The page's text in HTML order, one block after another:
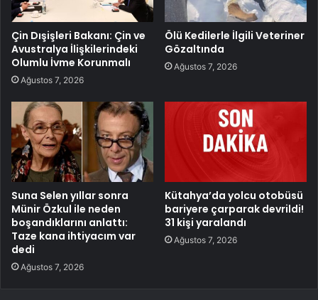
Çin Dışişleri Bakanı: Çin ve
Avustralya İlişkilerindeki
Olumlu İvme Korunmalı
Ağustos 7, 2026
Ölü Kedilerle İlgili Veteriner
Gözaltında
Ağustos 7, 2026
Suna Selen yıllar sonra
Münir Özkul ile neden
boşandıklarını anlattı:
Taze kana ihtiyacım var
dedi
Ağustos 7, 2026
Kütahya’da yolcu otobüsü
bariyere çarparak devrildi!
31 kişi yaralandı
Ağustos 7, 2026